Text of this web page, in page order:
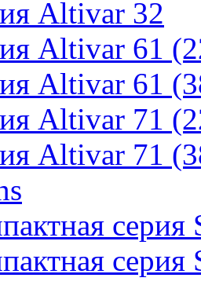
Altivar 32
Altivar 61
Altivar 61
Altivar 71
Altivar 71